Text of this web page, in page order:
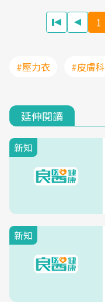
1
#壓力衣 #皮膚科
延伸閱讀
新知
新知